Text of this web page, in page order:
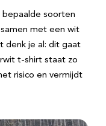
bepaalde soorten
met een wit
denk je al: dit gaat
t-shirt staat zo
risico en vermijdt